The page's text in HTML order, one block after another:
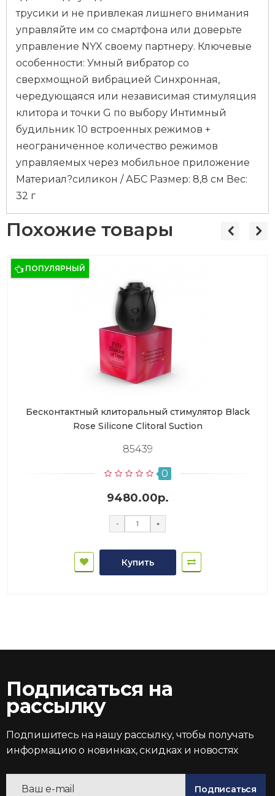
трусики и не привлекая лишнего внимания
управляйте им со смартфона или доверьте
управление NYX своему партнеру. Ключевые
особенности: Умный вибратор со
сверхмощной вибрацией Синхронная,
чередующаяся или независимая стимуляция
клитора и точки G по выбору Интимный
будильник 10 встроенных режимов +
неограниченное количество режимов
управляемых через мобильное приложение
Материал?силикон / АБС Размер: 8,8 см Вес:
32 г
Похожие товары
ПОПУЛЯРНЫЙ
Бесконтактный клиторальный стимулятор Black
Rose Silicone Clitoral Suction
85439
0
9480.00р.
- +
Купить
Подписаться на
рассылку
Подпишитесь на нашу рассылку, чтобы получать
информацию о новинках, скидках и новостях
Подписаться